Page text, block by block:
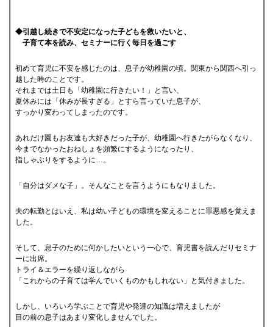
◆引越し続きで不安定になった子どもを救いたいと、
子育て本を読み、セミナーに行く毎日を過ごす
初めて育児に不安を感じたのは、息子が幼稚園の頃。関東から関西へ引っ
越した時のことです。
それまでは土日も「幼稚園に行きたい！」と言い、
夏休みには「休みが長すぎる」とすら言っていた息子が、
すっかり変わってしまったのです。
あれだけ園もお友達も大好きだった子が、幼稚園へ行きたがらなくなり、
今までなかったおねしょを頻繁にするようになったり、
指しゃぶりをするように…。
「自分はダメな子」。そんなことを言うようにもなりました。
夫の転勤とはいえ、私は幼い子どもの環境を変えることに罪悪感を覚えま
した。
そして、息子のために何かしたいという一心で、育児書を読んだりセミナ
ーに出席。
トライ＆エラーを繰り返しながら
「これからの子育ては学んでいくものかもしれない」と気付きました。
しかし、いろいろ学ぶことで育児や発達の知識は増えましたが
目の前の息子はあまり変化しませんでした。